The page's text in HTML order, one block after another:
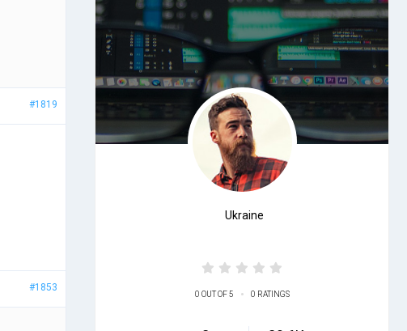
#1819
#1853
Ukraine
0 OUT OF 5 • 0 RATINGS